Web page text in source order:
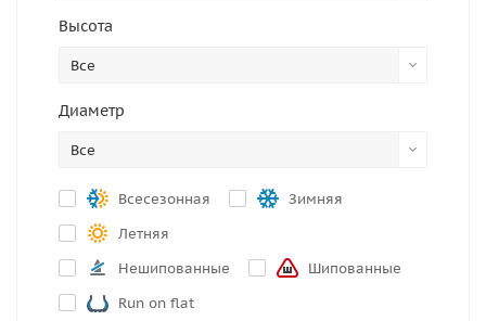
Высота
Все
Диаметр
Все
Всесезонная
Зимняя
Летняя
Нешипованные
Шипованные
Run on flat